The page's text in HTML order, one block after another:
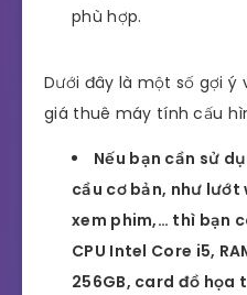
phù hợp.
Dưới đây là một số gợi ý
giá thuê máy tính cấu
Nếu bạn cần sử
cầu cơ bản, như lướt
xem phim,… thì bạn
CPU Intel Core i5,
256GB, card đồ họa